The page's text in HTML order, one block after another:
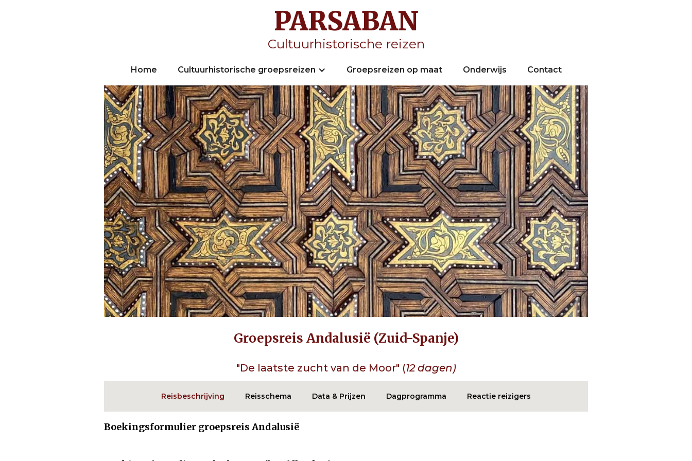
PARSABAN
Cultuurhistorische reizen
Home Cultuurhistorische groepsreizen Groepsreizen op maat Onderwijs Contact
Groepsreis Andalusië (Zuid-Spanje)
"De laatste zucht van de Moor" (12 dagen)
Reisbeschrijving Reisschema Data & Prijzen Dagprogramma Reactie reizigers
Boekingsformulier groepsreis Andalusië